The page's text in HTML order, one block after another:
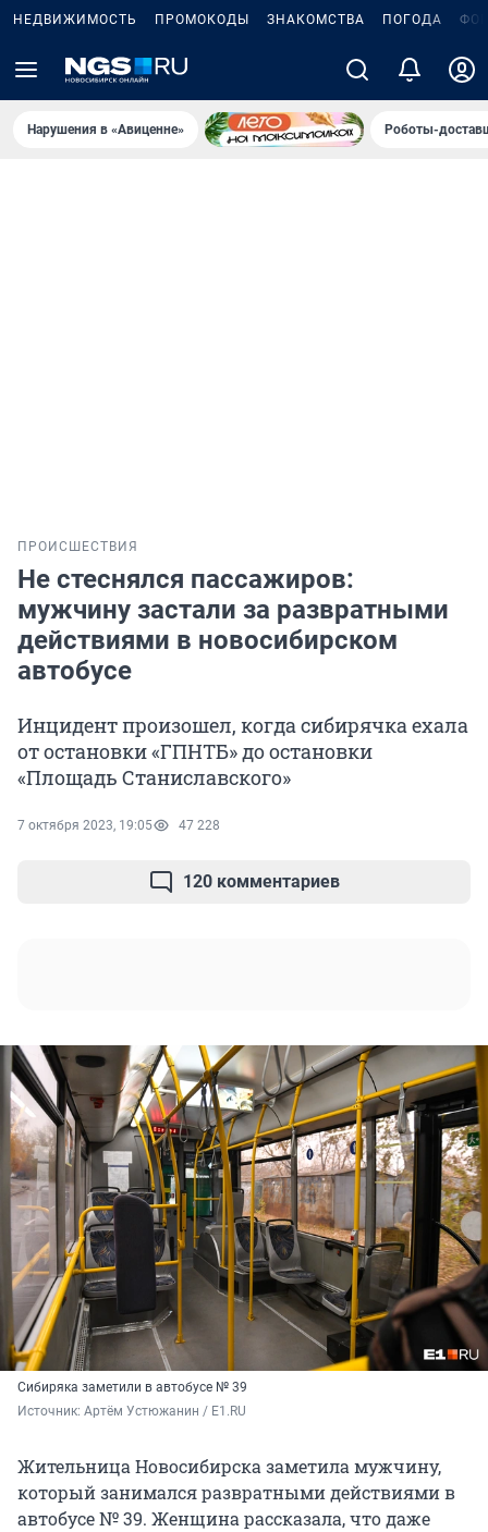
НЕДВИЖИМОСТЬ ПРОМОКОДЫ ЗНАКОМСТВА ПОГОДА
Нарушения в «Авиценне» Роботы-
ПРОИСШЕСТВИЯ
Не стеснялся пассажиров:
мужчину застали за развратными
действиями в новосибирском
автобусе
Инцидент произошел, когда сибирячка ехала
от остановки «ГПНТБ» до остановки
«Площадь Станиславского»
7 октября 2023, 19:05 47 228
120 комментариев
Сибиряка заметили в автобусе № 39
Источник: Артём Устюжанин / E1.RU
Жительница Новосибирска заметила мужчину,
который занимался развратными действиями в
автобусе № 39. Женщина рассказала, что даже